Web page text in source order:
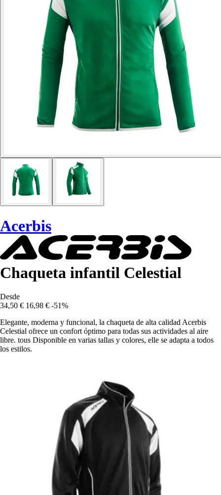
Acerbis
Chaqueta infantil Celestial
Desde
34,50 € 16,98 € -51%
Elegante, moderna y funcional, la chaqueta de alta calidad Acerbis
Celestial ofrece un confort óptimo para todas sus actividades al aire
libre. tous Disponible en varias tallas y colores, elle se adapta a todos
los estilos.